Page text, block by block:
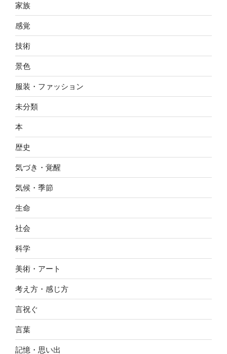
家族
感覚
技術
景色
服装・ファッション
未分類
本
歴史
気づき・覚醒
気候・季節
生命
社会
科学
美術・アート
考え方・感じ方
言祝ぐ
言葉
記憶・思い出